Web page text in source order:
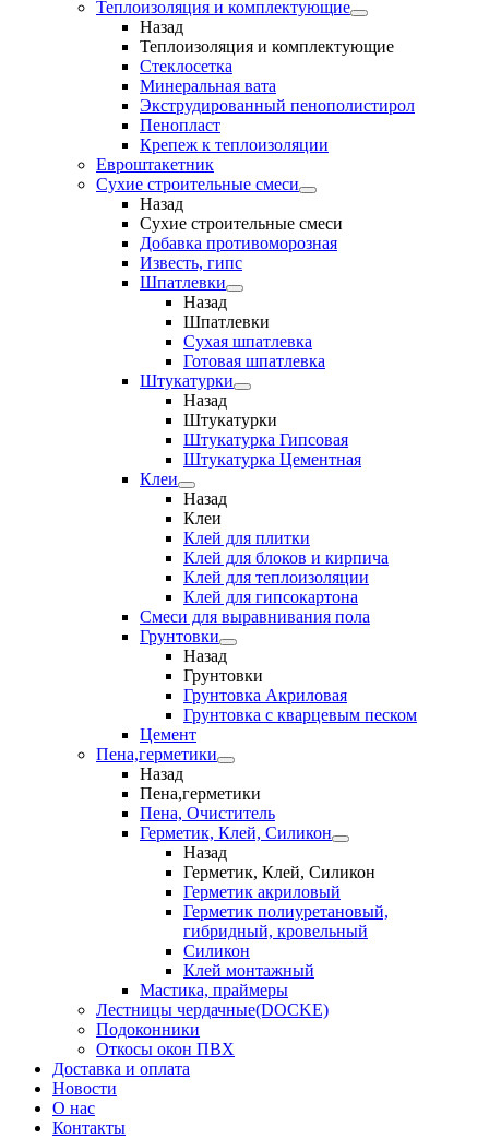
Теплоизоляция и комплектующие
Назад
Теплоизоляция и комплектующие
Стеклосетка
Минеральная вата
Экструдированный пенополистирол
Пенопласт
Крепеж к теплоизоляции
Евроштакетник
Сухие строительные смеси
Назад
Сухие строительные смеси
Добавка противоморозная
Известь, гипс
Шпатлевки
Назад
Шпатлевки
Сухая шпатлевка
Готовая шпатлевка
Штукатурки
Назад
Штукатурки
Штукатурка Гипсовая
Штукатурка Цементная
Клеи
Назад
Клеи
Клей для плитки
Клей для блоков и кирпича
Клей для теплоизоляции
Клей для гипсокартона
Смеси для выравнивания пола
Грунтовки
Назад
Грунтовки
Грунтовка Акриловая
Грунтовка с кварцевым песком
Цемент
Пена,герметики
Назад
Пена,герметики
Пена, Очиститель
Герметик, Клей, Силикон
Назад
Герметик, Клей, Силикон
Герметик акриловый
Герметик полиуретановый,
гибридный, кровельный
Силикон
Клей монтажный
Мастика, праймеры
Лестницы чердачные(DOCKE)
Подоконники
Откосы окон ПВХ
Доставка и оплата
Новости
О нас
Контакты